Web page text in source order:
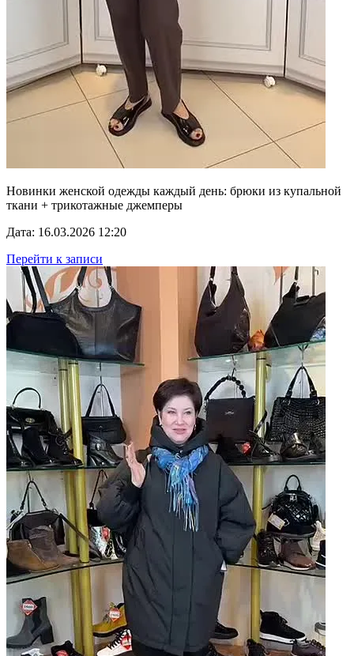
Новинки женской одежды каждый день: брюки из купальной
ткани + трикотажные джемперы
Дата: 16.03.2026 12:20
Перейти к записи